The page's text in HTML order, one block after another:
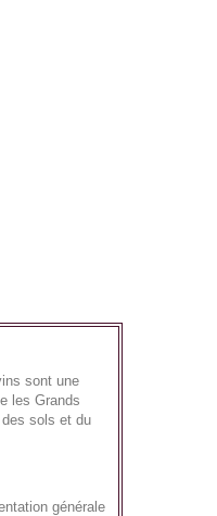
sont une
les Grands
sols et du
générale